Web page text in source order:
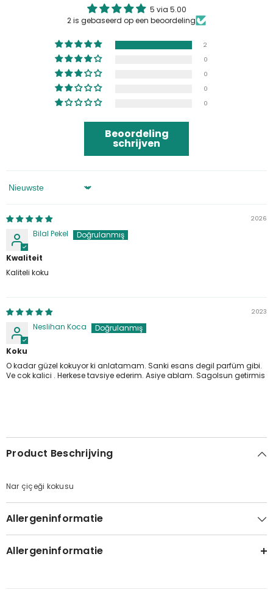
5 via 5.00
2 is gebaseerd op een beoordeling
2
0
0
0
0
Beoordeling
schrijven
Sorteren Op
2026
Bilal Pekel
Kwaliteit
Kaliteli koku
2023
Neslihan Koca
Koku
O kadar güzel kokuyor ki anlatamam. Sanki esans degil parfüm gibi.
Ve cok kalici . Herkese tavsiye ederim. Asiye ablam. Sagolsun getirmis
Product Beschrijving
Nar çiçeği kokusu
Allergeninformatie
Allergeninformatie